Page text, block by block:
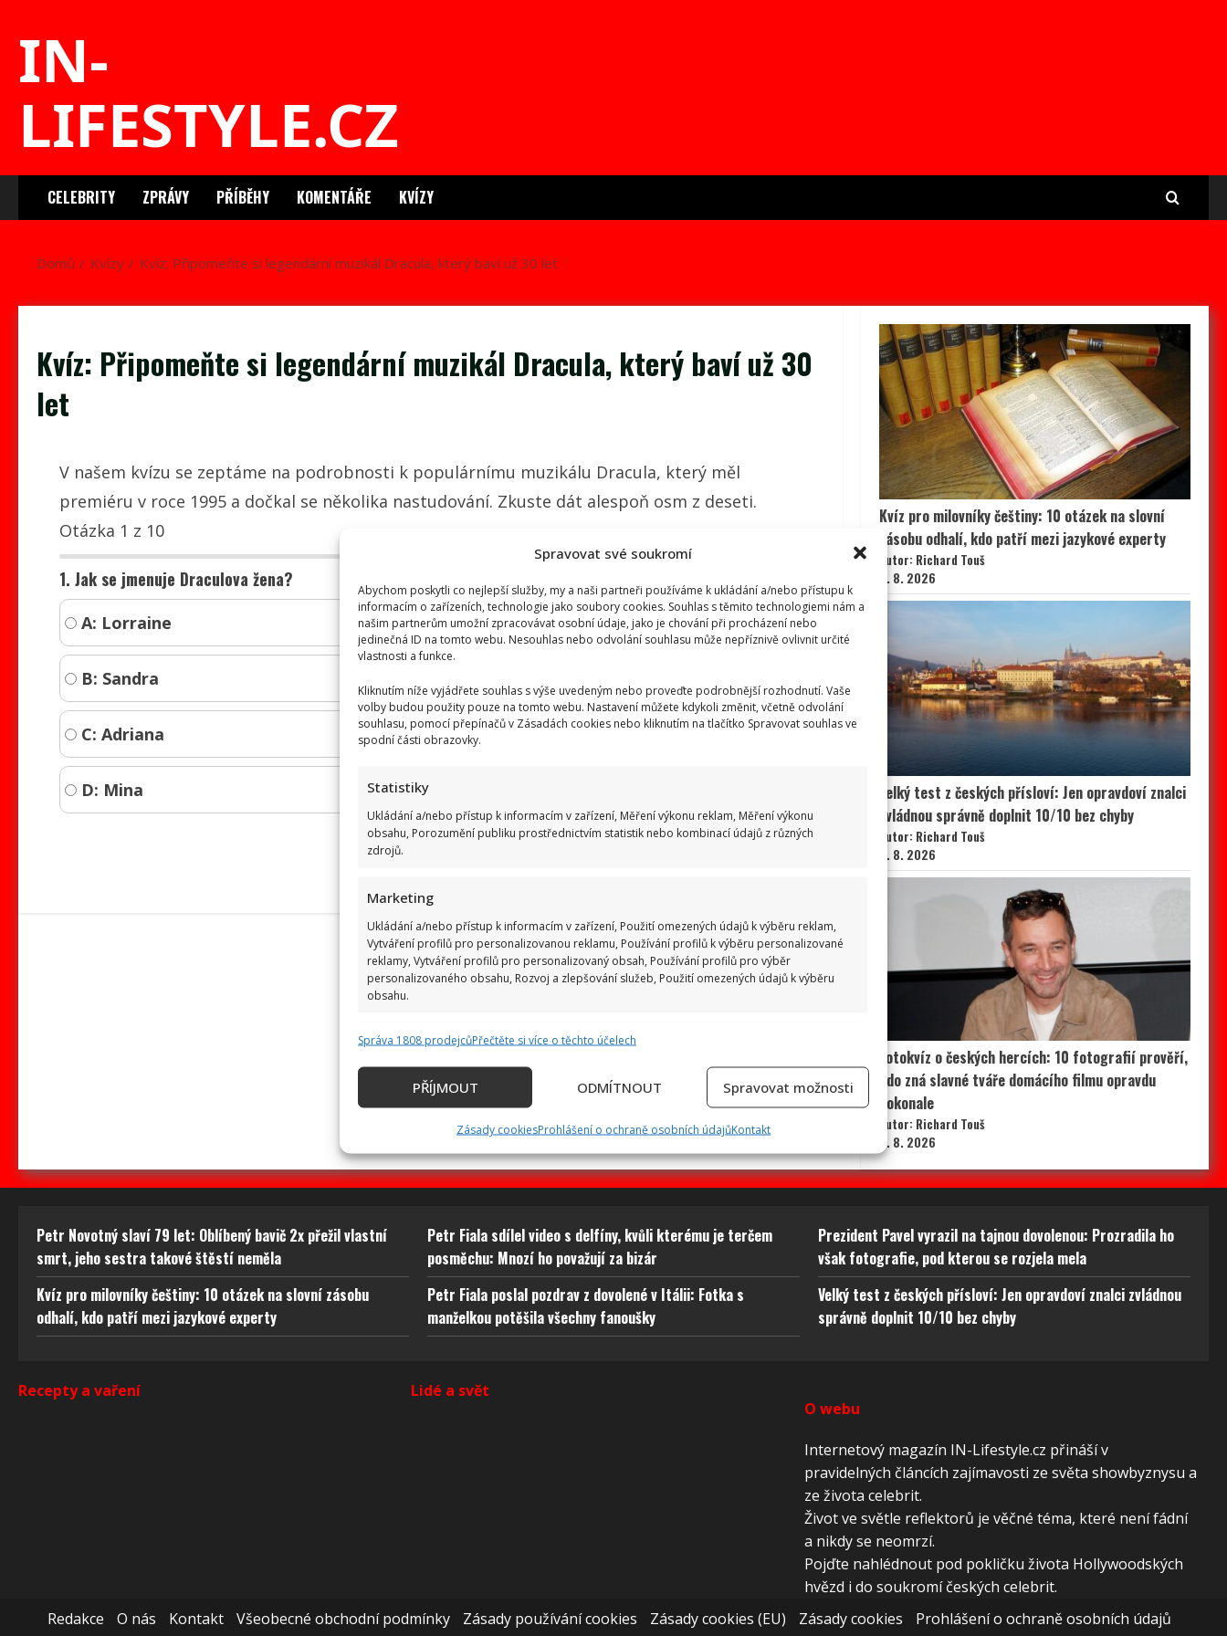
Spravovat své soukromí
Abychom poskytli co nejlepší služby, my a naši partneři používáme k ukládání a/nebo přístupu k
informacím o zařízeních, technologie jako soubory cookies. Souhlas s těmito technologiemi nám a
našim partnerům umožní zpracovávat osobní údaje, jako je chování při procházení nebo
jedinečná ID na tomto webu. Nesouhlas nebo odvolání souhlasu může nepříznivě ovlivnit určité
vlastnosti a funkce.
Kliknutím níže vyjádřete souhlas s výše uvedeným nebo proveďte podrobnější rozhodnutí. Vaše
volby budou použity pouze na tomto webu. Nastavení můžete kdykoli změnit, včetně odvolání
souhlasu, pomocí přepínačů v Zásadách cookies nebo kliknutím na tlačítko Spravovat souhlas ve
spodní části obrazovky.
Statistiky
Ukládání a/nebo přístup k informacím v zařízení, Měření výkonu reklam, Měření výkonu
obsahu, Porozumění publiku prostřednictvím statistik nebo kombinací údajů z různých
zdrojů.
Marketing
Ukládání a/nebo přístup k informacím v zařízení, Použití omezených údajů k výběru reklam,
Vytváření profilů pro personalizovanou reklamu, Používání profilů k výběru personalizované
reklamy, Vytváření profilů pro personalizovaný obsah, Používání profilů pro výběr
personalizovaného obsahu, Rozvoj a zlepšování služeb, Použití omezených údajů k výběru
obsahu.
Funkce
Přiřazování a kombinování údajů z jiných zdrojů údajů, Propojení různých
zařízení, Identifikace zařízení na základě automaticky přenášených informací.
Používání přesných údajů o zeměpisné poloze, Identifikace zařízení na
základě aktivně požadovaných informací.
odstraňování chyb, Poskytování a zobrazování reklamy a
obsahu, Ukládání a sdělování voleb ochrany osobních údajů.
Vždy aktivní
Správa 1808 prodejcůPřečtěte si více o těchto účelech
PŘÍJMOUT ODMÍTNOUT Spravovat možnosti
Zásady cookiesProhlášení o ochraně osobních údajůKontakt
IN-
LIFESTYLE.CZ
CELEBRITY ZPRÁVY PŘÍBĚHY KOMENTÁŘE KVÍZY
Domů Kvízy Kvíz: Připomeňte si legendární muzikál Dracula, který baví už 30 let
Kvíz: Připomeňte si legendární muzikál Dracula, který baví už 30
let
V našem kvízu se zeptáme na podrobnosti k populárnímu muzikálu Dracula, který měl
premiéru v roce 1995 a dočkal se několika nastudování. Zkuste dát alespoň osm z deseti.
Otázka 1 z 10
1. Jak se jmenuje Draculova žena?
A: Lorraine
B: Sandra
C: Adriana
D: Mina
Kvíz pro milovníky češtiny: 10 otázek na slovní
zásobu odhalí, kdo patří mezi jazykové experty
Autor: Richard Touš
6. 8. 2026
Velký test z českých přísloví: Jen opravdoví znalci
zvládnou správně doplnit 10/10 bez chyby
Autor: Richard Touš
6. 8. 2026
Fotokvíz o českých hercích: 10 fotografií prověří,
kdo zná slavné tváře domácího filmu opravdu
dokonale
Autor: Richard Touš
5. 8. 2026
Petr Novotný slaví 79 let: Oblíbený bavič 2x přežil vlastní
smrt, jeho sestra takové štěstí neměla
Petr Fiala sdílel video s delfíny, kvůli kterému je terčem
posměchu: Mnozí ho považují za bizár
Prezident Pavel vyrazil na tajnou dovolenou: Prozradila ho
však fotografie, pod kterou se rozjela mela
Kvíz pro milovníky češtiny: 10 otázek na slovní zásobu
odhalí, kdo patří mezi jazykové experty
Petr Fiala poslal pozdrav z dovolené v Itálii: Fotka s
manželkou potěšila všechny fanoušky
Velký test z českých přísloví: Jen opravdoví znalci zvládnou
správně doplnit 10/10 bez chyby
Recepty a vaření
Lidé a svět
O webu
Internetový magazín IN-Lifestyle.cz přináší v
pravidelných článcích zajímavosti ze světa showbyznysu a
ze života celebrit.
Život ve světle reflektorů je věčné téma, které není fádní
a nikdy se neomrzí.
Pojďte nahlédnout pod pokličku života Hollywoodských
hvězd i do soukromí českých celebrit.
Redakce
O nás Kontakt Všeobecné obchodní podmínky Zásady používání cookies Zásady cookies (EU) Zásady cookies Prohlášení o ochraně osobních údajů